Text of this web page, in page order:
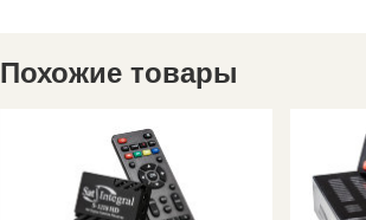
Похожие товары